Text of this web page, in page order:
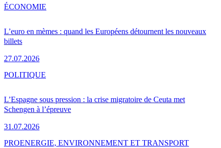
L’euro en mèmes : quand les Européens détournent les nouveaux
billets
27.07.2026
ÉCONOMIE
L’Espagne sous pression : la crise migratoire de Ceuta met
Schengen à l’épreuve
31.07.2026
POLITIQUE
PROENERGIE, ENVIRONNEMENT ET TRANSPORT